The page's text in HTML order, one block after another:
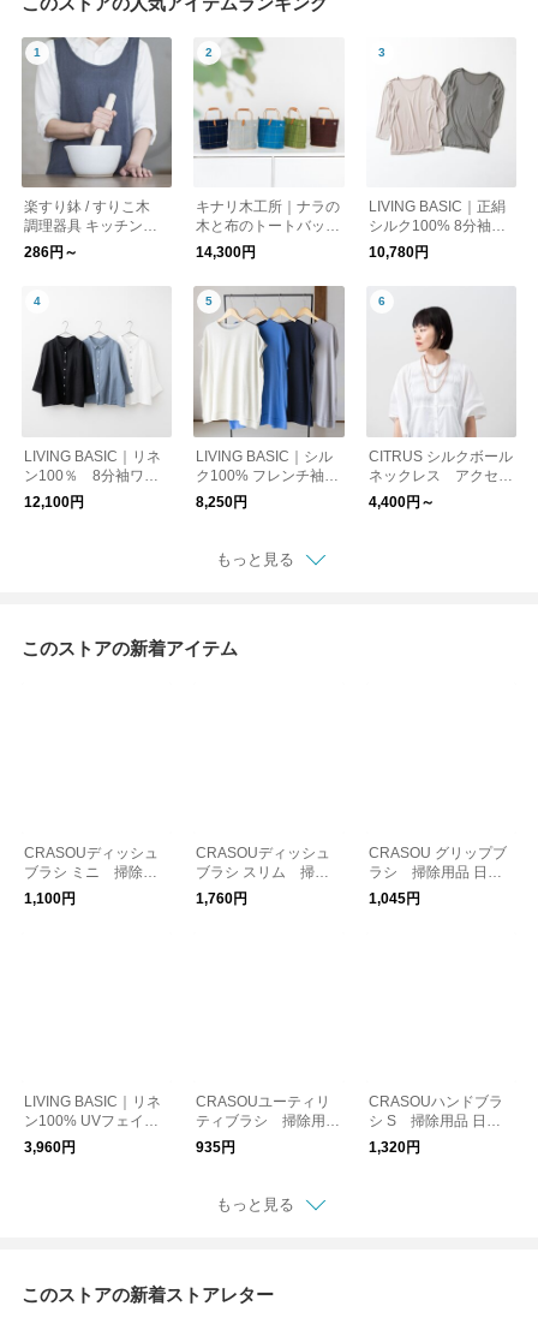
楽すり鉢 / すりこ木
調理器具 キッチン用
品
286円～
キナリ木工所｜ナラの
木と布のトートバッグ
（深型）ギフト 母の
日 日本製
14,300円
LIVING BASIC｜正絹
シルク100% 8分袖イ
ンナー ルームウェア
10,780円
LIVING BASIC｜リネ
ン100％ 8分袖ワイ
ドブラウス トップス
ギフト 春夏 綿100%
12,100円
LIVING BASIC｜シル
ク100% フレンチ袖ニ
ット Tシャツ トップス
日本製
8,250円
CITRUS シルクボール
ネックレス アクセサ
リー ギフト
4,400円～
もっと見る
このストアの新着アイテム
CRASOUディッシュ
ブラシ ミニ 掃除用
品 日本製
1,100円
CRASOUディッシュ
ブラシ スリム 掃除
用品 日本製
1,760円
CRASOU グリップブ
ラシ 掃除用品 日本
製
1,045円
LIVING BASIC｜リネ
ン100% UVフェイス
カバー 日よけ 紫外線
対策 マスク
3,960円
CRASOUユーティリ
ティブラシ 掃除用品
日本製
935円
CRASOUハンドブラ
シ S 掃除用品 日本
製
1,320円
もっと見る
このストアの新着ストアレター